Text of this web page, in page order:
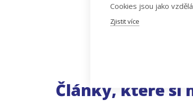
Články, které si
Cookies jsou jako
Zjistit více